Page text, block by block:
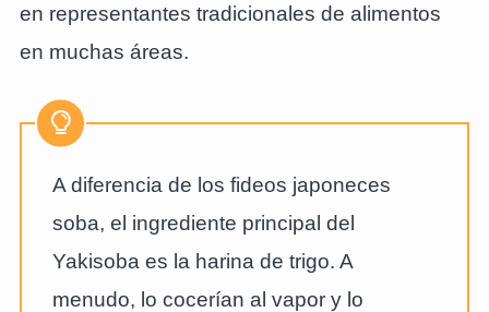
en representantes tradicionales de alimentos
en muchas áreas.
A diferencia de los fideos japoneces
soba, el ingrediente principal del
Yakisoba es la harina de trigo. A
menudo, lo cocerían al vapor y lo